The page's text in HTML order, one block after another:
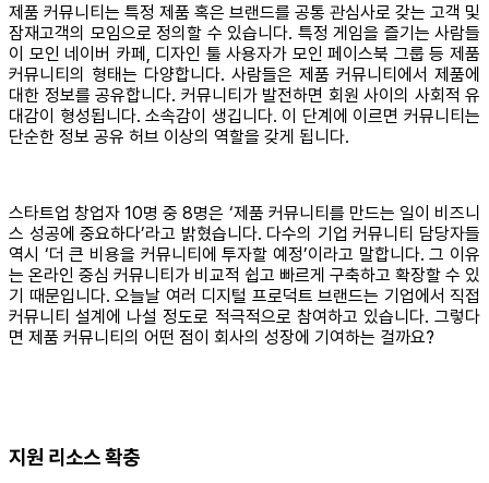
제품 커뮤니티는 특정 제품 혹은 브랜드를 공통 관심사로 갖는 고객 및
잠재고객의 모임으로 정의할 수 있습니다. 특정 게임을 즐기는 사람들
이 모인 네이버 카페, 디자인 툴 사용자가 모인 페이스북 그룹 등 제품
커뮤니티의 형태는 다양합니다. 사람들은 제품 커뮤니티에서 제품에
대한 정보를 공유합니다. 커뮤니티가 발전하면 회원 사이의 사회적 유
대감이 형성됩니다. 소속감이 생깁니다. 이 단계에 이르면 커뮤니티는
단순한 정보 공유 허브 이상의 역할을 갖게 됩니다.
스타트업 창업자 10명 중 8명은 ‘제품 커뮤니티를 만드는 일이 비즈니
스 성공에 중요하다’라고 밝혔습니다. 다수의 기업 커뮤니티 담당자들
역시 ‘더 큰 비용을 커뮤니티에 투자할 예정’이라고 말합니다. 그 이유
는 온라인 중심 커뮤니티가 비교적 쉽고 빠르게 구축하고 확장할 수 있
기 때문입니다. 오늘날 여러 디지털 프로덕트 브랜드는 기업에서 직접
커뮤니티 설계에 나설 정도로 적극적으로 참여하고 있습니다. 그렇다
면 제품 커뮤니티의 어떤 점이 회사의 성장에 기여하는 걸까요?
지원 리소스 확충